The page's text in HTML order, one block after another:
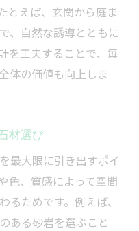
とえば、玄関から庭ま
、自然な誘導とともに
を工夫することで、毎
体の価値も向上しま
材選び
最大限に引き出すポイ
色、質感によって空間
るためです。例えば、
ある砂岩を選ぶこと